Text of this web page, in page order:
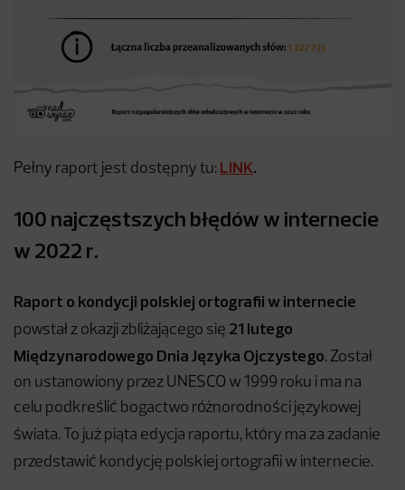
Pełny raport jest dostępny tu: LINK.
100 najczęstszych błędów w internecie
w 2022 r.
Raport o kondycji polskiej ortografii w internecie
powstał z okazji zbliżającego się 21 lutego
Międzynarodowego Dnia Języka Ojczystego. Został
on ustanowiony przez UNESCO w 1999 roku i ma na
celu podkreślić bogactwo różnorodności językowej
świata. To już piąta edycja raportu, który ma za zadanie
przedstawić kondycję polskiej ortografii w internecie.